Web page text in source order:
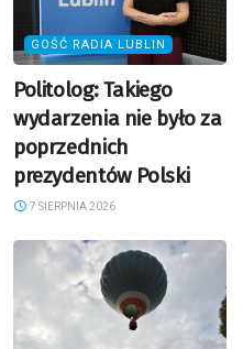
GOŚĆ RADIA LUBLIN
Politolog: Takiego
wydarzenia nie było za
poprzednich
prezydentów Polski
7 SIERPNIA 2026